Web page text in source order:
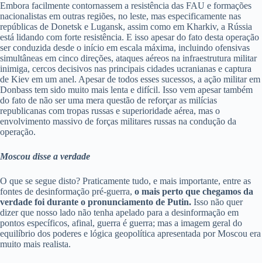
Embora facilmente contornassem a resistência das FAU e formações
nacionalistas em outras regiões, no leste, mas especificamente nas
repúblicas de Donetsk e Lugansk, assim como em Kharkiv, a Rússia
está lidando com forte resistência. E isso apesar do fato desta operação
ser conduzida desde o início em escala máxima, incluindo ofensivas
simultâneas em cinco direções, ataques aéreos na infraestrutura militar
inimiga, cercos decisivos nas principais cidades ucranianas e captura
de Kiev em um anel. Apesar de todos esses sucessos, a ação militar em
Donbass tem sido muito mais lenta e difícil. Isso vem apesar também
do fato de não ser uma mera questão de reforçar as milícias
republicanas com tropas russas e superioridade aérea, mas o
envolvimento massivo de forças militares russas na condução da
operação.
Moscou disse a verdade
O que se segue disto? Praticamente tudo, e mais importante, entre as
fontes de desinformação pré-guerra, o mais perto que chegamos da
verdade foi durante o pronunciamento de Putin. Isso não quer
dizer que nosso lado não tenha apelado para a desinformação em
pontos específicos, afinal, guerra é guerra; mas a imagem geral do
equilíbrio dos poderes e lógica geopolítica apresentada por Moscou era
muito mais realista.